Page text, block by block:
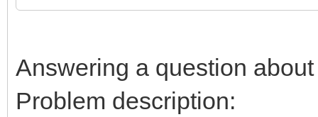
Answering a question
Problem description: